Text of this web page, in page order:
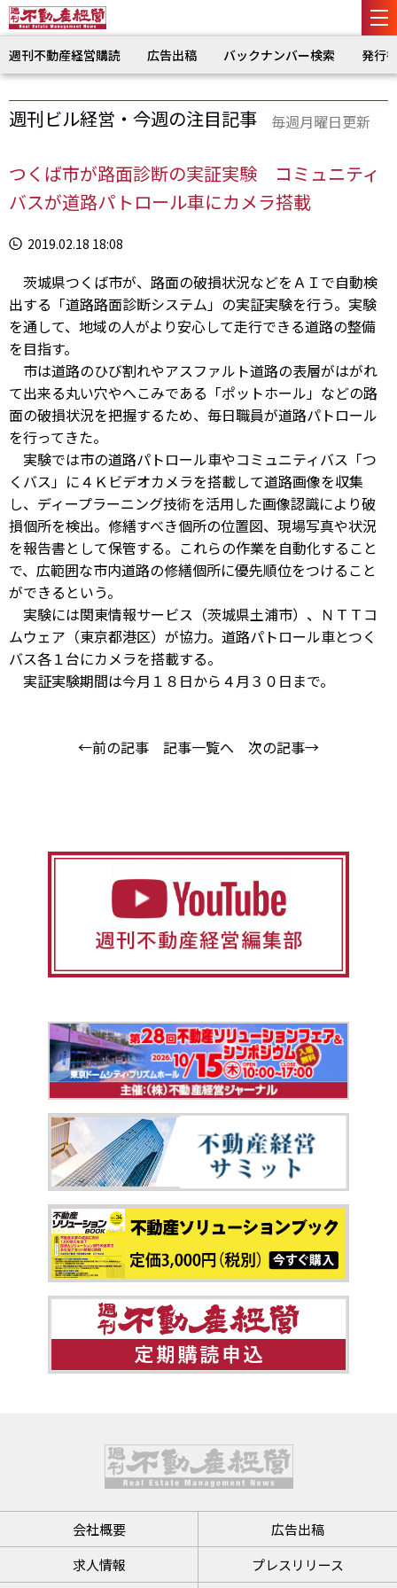
週刊不動産経営購読 広告出稿 バックナンバー検索 発行
週刊ビル経営・今週の注目記事 毎週月曜日更新
つくば市が路面診断の実証実験 コミュニティ
バスが道路パトロール車にカメラ搭載
2019.02.18 18:08
茨城県つくば市が、路面の破損状況などをＡＩで自動検
出する「道路路面診断システム」の実証実験を行う。実験
を通して、地域の人がより安心して走行できる道路の整備
を目指す。
市は道路のひび割れやアスファルト道路の表層がはがれ
て出来る丸い穴やへこみである「ポットホール」などの路
面の破損状況を把握するため、毎日職員が道路パトロール
を行ってきた。
実験では市の道路パトロール車やコミュニティバス「つ
くバス」に４Ｋビデオカメラを搭載して道路画像を収集
し、ディープラーニング技術を活用した画像認識により破
損個所を検出。修繕すべき個所の位置図、現場写真や状況
を報告書として保管する。これらの作業を自動化すること
で、広範囲な市内道路の修繕個所に優先順位をつけること
ができるという。
実験には関東情報サービス（茨城県土浦市）、ＮＴＴコ
ムウェア（東京都港区）が協力。道路パトロール車とつく
バス各１台にカメラを搭載する。
実証実験期間は今月１８日から４月３０日まで。
←前の記事 記事一覧へ 次の記事→
会社概要
広告出稿
求人情報
プレスリリース